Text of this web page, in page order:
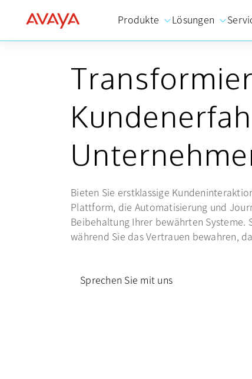
Produkte Lösungen
Bieten Sie erstklassige
Plattform, die Automatisierung und
Beibehaltung Ihrer bewährten
während Sie das Vertrauen bewahren,
Sprechen Sie mit uns